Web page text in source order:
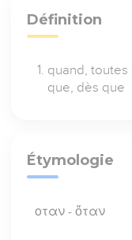
Définition
quand,
que, dès que
Étymologie
οταν - ὅταν